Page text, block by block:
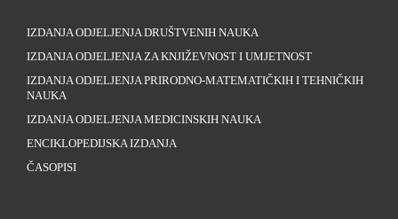
IZDANJA ODJELJENJA DRUŠTVENIH NAUKA
IZDANJA ODJELJENJA ZA KNJIŽEVNOST I UMJETNOST
IZDANJA ODJELJENJA PRIRODNO-MATEMATIČKIH I TEHNIČKIH
NAUKA
IZDANJA ODJELJENJA MEDICINSKIH NAUKA
ENCIKLOPEDIJSKA IZDANJA
ČASOPISI